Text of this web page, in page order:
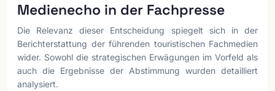
Medienecho in der Fachpresse
Die Relevanz dieser Entscheidung spiegelt sich in der
Berichterstattung der führenden touristischen Fachmedien
wider. Sowohl die strategischen Erwägungen im Vorfeld als
auch die Ergebnisse der Abstimmung wurden detailliert
analysiert.